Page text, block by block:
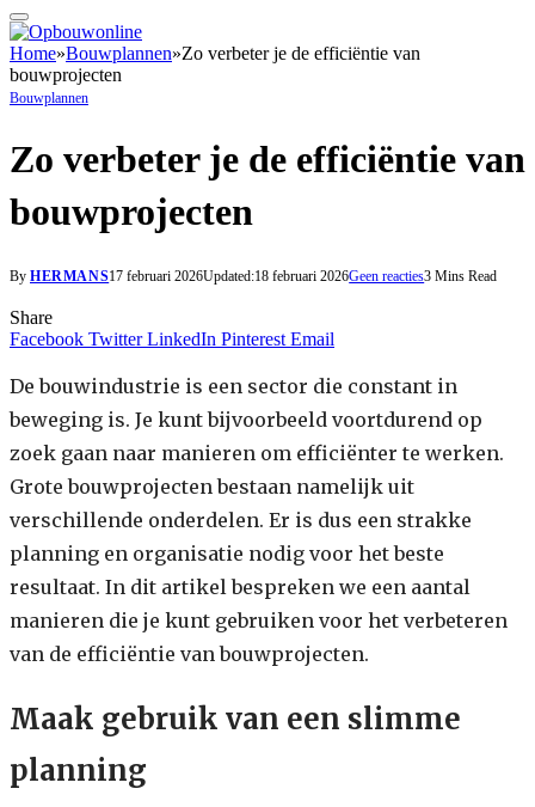
Home»Bouwplannen»Zo verbeter je de efficiëntie van
bouwprojecten
Bouwplannen
Zo verbeter je de efficiëntie van
bouwprojecten
By HERMANS17 februari 2026Updated:18 februari 2026Geen reacties3 Mins Read
Share
Facebook Twitter LinkedIn Pinterest Email
De bouwindustrie is een sector die constant in
beweging is. Je kunt bijvoorbeeld voortdurend op
zoek gaan naar manieren om efficiënter te werken.
Grote bouwprojecten bestaan namelijk uit
verschillende onderdelen. Er is dus een strakke
planning en organisatie nodig voor het beste
resultaat. In dit artikel bespreken we een aantal
manieren die je kunt gebruiken voor het verbeteren
van de efficiëntie van bouwprojecten.
Maak gebruik van een slimme
planning